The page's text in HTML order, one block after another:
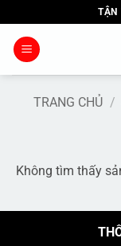
qua
nội
TẬN
TRANG CHỦ /
Không tìm thấy